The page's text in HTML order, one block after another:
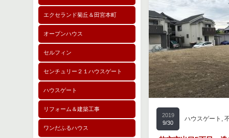
エクセランド菊丘＆田宮本町
オープンハウス
セルフィン
センチュリー２１ハウスゲート
ハウスゲート
リフォーム＆建築工事
ワンだふるハウス
2019
9/30
ハウスゲート ,